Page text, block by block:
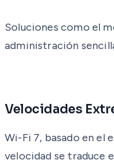
Soluciones como el
administración
Velocidades
Wi-Fi 7, basado en el
velocidad se traduce